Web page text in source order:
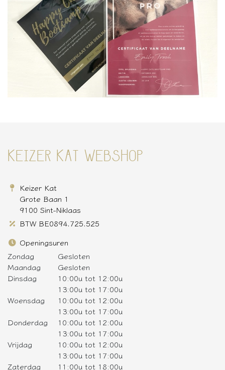
KEIZER KAT WEBSHOP
Keizer Kat
Grote Baan 1
9100 Sint-Niklaas
BTW BE0894.725.525
Openingsuren
Zondag
Gesloten
Maandag
Gesloten
Dinsdag
10:00u tot 12:00u
13:00u tot 17:00u
Woensdag
10:00u tot 12:00u
13:00u tot 17:00u
Donderdag
10:00u tot 12:00u
13:00u tot 17:00u
Vrijdag
10:00u tot 12:00u
13:00u tot 17:00u
Zaterdag
11:00u tot 18:00u